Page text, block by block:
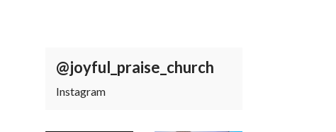
@joyful_praise_church
Instagram